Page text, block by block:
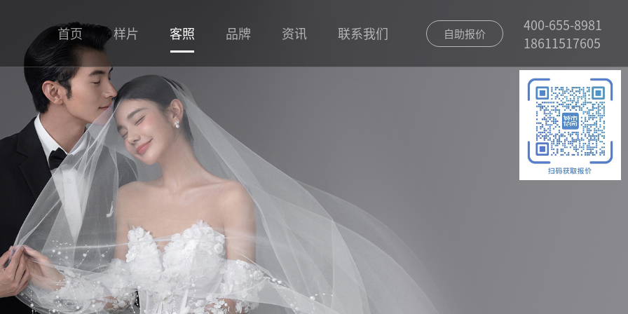
首页 样片 客照 品牌 资讯 联系我们 自助报价
400-655-8981
18611517605